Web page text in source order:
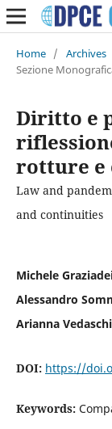
Home / Archives
Sezione
Diritto e
rotture e
Law and
and continuities
Michele
Alessandro
Arianna Vedaschi
DOI: https://
Keywords: